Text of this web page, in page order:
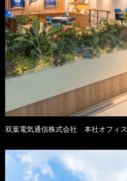
双葉電気通信株式会社 本社オフィス